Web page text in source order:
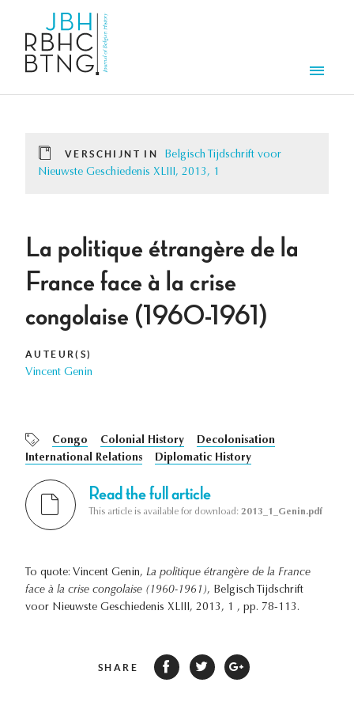
VERSCHIJNT IN
Belgisch Tijdschrift voor
Nieuwste Geschiedenis XLIII, 2013, 1
La politique étrangère de la
France face à la crise
congolaise (1960-1961)
AUTEUR(S)
Vincent Genin
Congo Colonial History
Decolonisation
International Relations
Diplomatic History
Read the full article
This article is available for download: 2013_1_Genin.pdf
To quote: Vincent Genin, La politique étrangère de la France
face à la crise congolaise (1960-1961), Belgisch Tijdschrift
voor Nieuwste Geschiedenis XLIII, 2013, 1 , pp. 78-113.
SHARE